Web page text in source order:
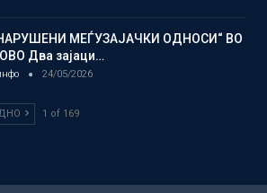
МЕЃУЗАЈАЧКИ ОДНОСИ“ ВО
Два зајаци…
24/05/2026
1 of 169